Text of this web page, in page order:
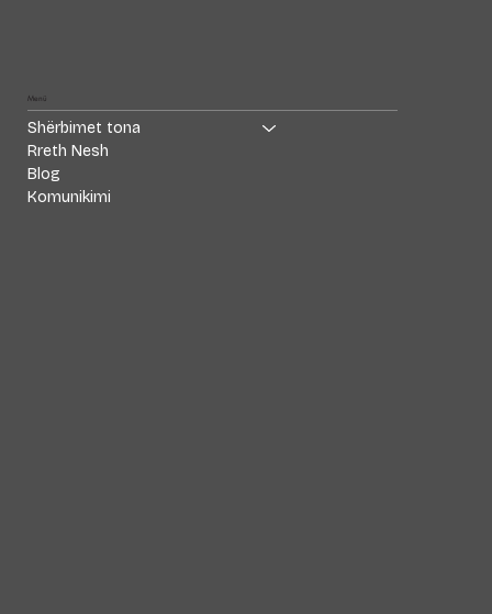
Menü
Shërbimet tona
Rreth Nesh
Blog
Komunikimi